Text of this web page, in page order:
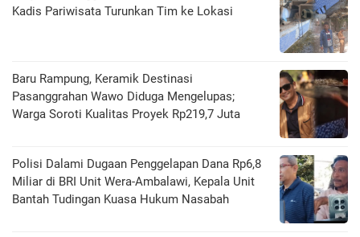
Kadis Pariwisata Turunkan Tim ke Lokasi
Baru Rampung, Keramik Destinasi
Pasanggrahan Wawo Diduga Mengelupas;
Warga Soroti Kualitas Proyek Rp219,7 Juta
Polisi Dalami Dugaan Penggelapan Dana Rp6,8
Miliar di BRI Unit Wera-Ambalawi, Kepala Unit
Bantah Tudingan Kuasa Hukum Nasabah